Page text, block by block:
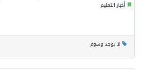
أخبار التعليم
لا يوجد وسوم